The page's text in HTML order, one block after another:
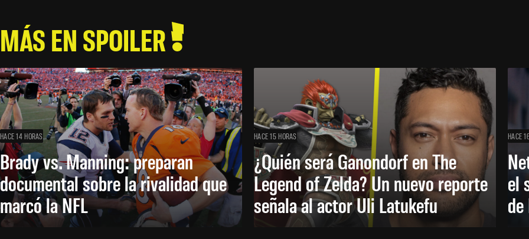
MÁS EN SPOILER
HACE 14 HORAS
Brady vs. Manning: preparan
documental sobre la rivalidad que
marcó la NFL
HACE 15 HORAS
¿Quién será Ganondorf en The
Legend of Zelda? Un nuevo reporte
señala al actor Uli Latukefu
HACE
el